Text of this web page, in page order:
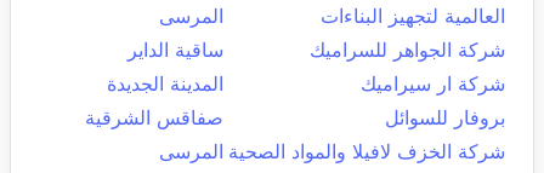
العالمية لتجهيز البناءات
المرسى
شركة الجواهر للسراميك
ساقية الداير
شركة ار سيراميك
المدينة الجديدة
بروفار للسوائل
صفاقس الشرقية
شركة الخزف لافيلا والمواد الصحية المرسى